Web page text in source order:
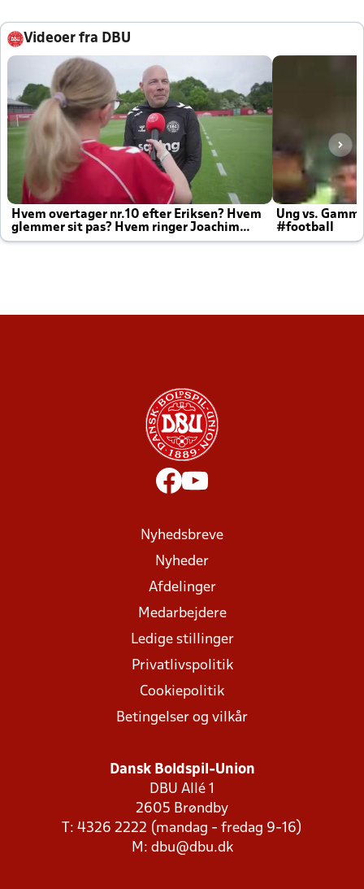
Videoer fra DBU
Hvem overtager nr.10 efter Eriksen? Hvem
glemmer sit pas? Hvem ringer Joachim
altid til efter kampe?
Ung vs.
#football
Nyhedsbreve
Nyheder
Afdelinger
Medarbejdere
Ledige stillinger
Privatlivspolitik
Cookiepolitik
Betingelser og vilkår
Dansk Boldspil-Union
DBU Allé 1
2605 Brøndby
T: 4326 2222 (mandag - fredag 9-16)
M: dbu@dbu.dk